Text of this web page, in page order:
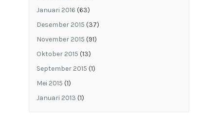
Januari 2016 (63)
Desember 2015 (37)
November 2015 (91)
Oktober 2015 (13)
September 2015 (1)
Mei 2015 (1)
Januari 2013 (1)